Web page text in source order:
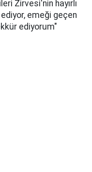
Zirvesi'nin hayırlı
emeği geçen
ediyorum"